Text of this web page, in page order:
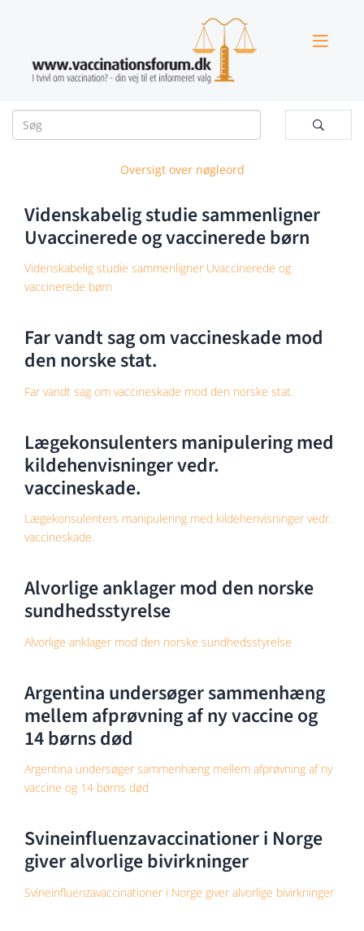


Oversigt over nøgleord
Videnskabelig studie sammenligner
Uvaccinerede og vaccinerede børn
Videnskabelig studie sammenligner Uvaccinerede og
vaccinerede børn
Far vandt sag om vaccineskade mod
den norske stat.
Far vandt sag om vaccineskade mod den norske stat.
Lægekonsulenters manipulering med
kildehenvisninger vedr.
vaccineskade.
Lægekonsulenters manipulering med kildehenvisninger vedr.
vaccineskade.
Alvorlige anklager mod den norske
sundhedsstyrelse
Alvorlige anklager mod den norske sundhedsstyrelse
Argentina undersøger sammenhæng
mellem afprøvning af ny vaccine og
14 børns død
Argentina undersøger sammenhæng mellem afprøvning af ny
vaccine og 14 børns død
Svineinfluenzavaccinationer i Norge
giver alvorlige bivirkninger
Svineinfluenzavaccinationer i Norge giver alvorlige bivirkninger